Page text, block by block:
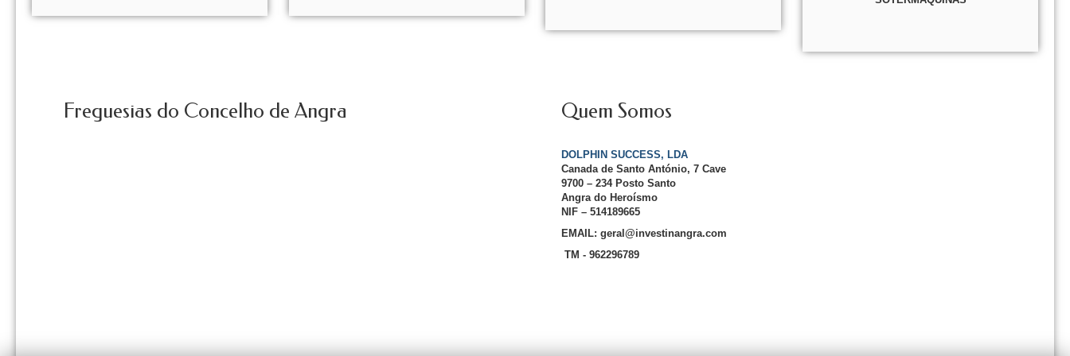
Freguesias do Concelho de Angra Quem Somos
DOLPHIN SUCCESS, LDA
Canada de Santo António, 7 Cave
9700 – 234 Posto Santo
Angra do Heroísmo
NIF – 514189665
EMAIL: geral@investinangra.com
TM - 962296789